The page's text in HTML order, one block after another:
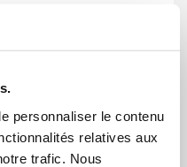
personnaliser le contenu
relatives aux
trafic. Nous
,DT Turbo Upgrade 1,